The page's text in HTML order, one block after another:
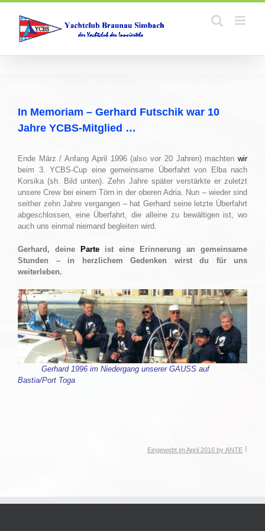
Zum
springen
In Memoriam – Gerhard Futschik war 10
Jahre YCBS-Mitglied …
Ende März / Anfang April 1996 (also vor 20 Jahren) machten wir
beim 3. YCBS-Cup eine gemeinsame Überfahrt von Elba nach
Korsika (sh. Bild unten). Zehn Jahre später verstärkte er zuletzt
unsere Crew bei einem Törn in der oberen Adria. Nun – wieder sind
seither zehn Jahre vergangen – hat Gerhard seine letzte Überfahrt
abgeschlossen, eine Überfahrt, die alleine zu bewältigen ist, wo
auch uns einmal niemand begleiten wird.
Gerhard, deine Parte ist eine Erinnerung an gemeinsame
Stunden – in herzlichem Gedenken wirst du für uns
weiterleben.
Gerhard 1996 im Niedergang unserer GAUSS auf
Bastia/Port Toga
Eingewebt im April 2016 by ANTE !